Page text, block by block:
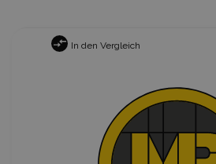
In den Vergleich